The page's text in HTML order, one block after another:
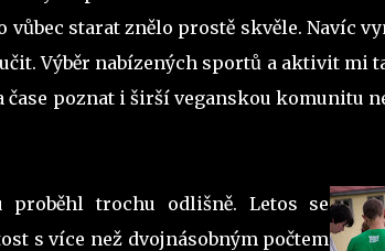
vůbec starat znělo prostě skvěle. Navíc
Výběr nabízených sportů a aktivit mi
čase poznat i širší veganskou komunitu
trochu odlišně. Letos se
s více než dvojnásobným počtem